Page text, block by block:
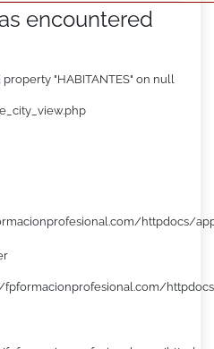
encountered
"HABITANTES" on null
httpdocs/